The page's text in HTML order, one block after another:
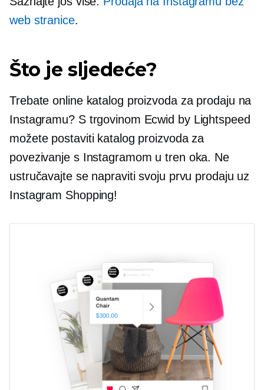
web stranice.
Što je sljedeće?
Trebate online katalog proizvoda za prodaju na
Instagramu? S trgovinom Ecwid by Lightspeed
možete postaviti katalog proizvoda za
povezivanje s Instagramom u tren oka. Ne
ustručavajte se napraviti svoju prvu prodaju uz
Instagram Shopping!